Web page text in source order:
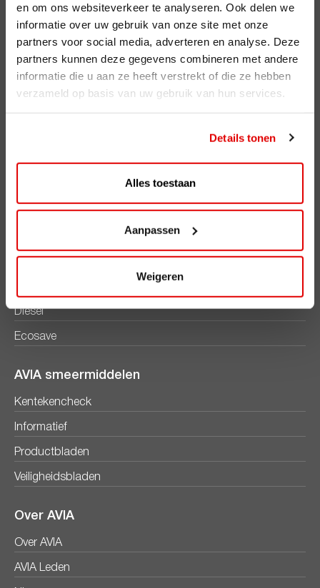
en om ons websiteverkeer te analyseren. Ook delen we
informatie over uw gebruik van onze site met onze
partners voor social media, adverteren en analyse. Deze
partners kunnen deze gegevens combineren met andere
informatie die u aan ze heeft verstrekt of die ze hebben
verzameld op basis van uw gebruik van hun services.
Details tonen
Alles toestaan
Aanpassen
Weigeren
ViaAVIA
ViaAVIA
Registreren
AVIA brandstoffen
Diesel
Ecosave
AVIA smeermiddelen
Kentekencheck
Informatief
Productbladen
Veiligheidsbladen
Over AVIA
Over AVIA
AVIA Leden